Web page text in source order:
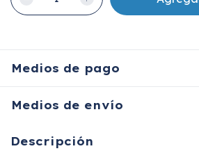
Medios de pago
Medios de envío
Descripción